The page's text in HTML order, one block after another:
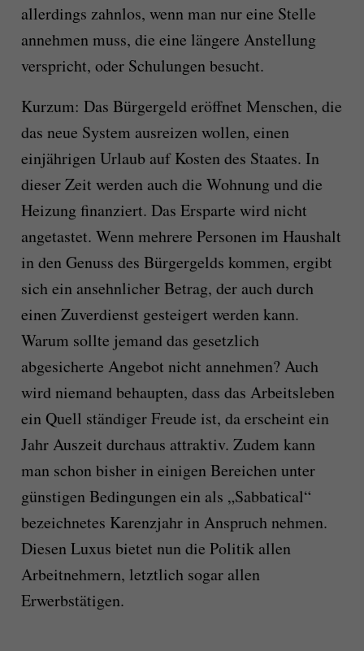
allerdings zahnlos, wenn man nur eine Stelle
annehmen muss, die eine längere Anstellung
verspricht, oder Schulungen besucht.
Kurzum: Das Bürgergeld eröffnet Menschen, die
das neue System ausreizen wollen, einen
einjährigen Urlaub auf Kosten des Staates. In
dieser Zeit werden auch die Wohnung und die
Heizung finanziert. Das Ersparte wird nicht
angetastet. Wenn mehrere Personen im Haushalt
in den Genuss des Bürgergelds kommen, ergibt
sich ein ansehnlicher Betrag, der auch durch
einen Zuverdienst gesteigert werden kann.
Warum sollte jemand das gesetzlich
abgesicherte Angebot nicht annehmen? Auch
wird niemand behaupten, dass das Arbeitsleben
ein Quell ständiger Freude ist, da erscheint ein
Jahr Auszeit durchaus attraktiv. Zudem kann
man schon bisher in einigen Bereichen unter
günstigen Bedingungen ein als „Sabbatical“
bezeichnetes Karenzjahr in Anspruch nehmen.
Diesen Luxus bietet nun die Politik allen
Arbeitnehmern, letztlich sogar allen
Erwerbstätigen.